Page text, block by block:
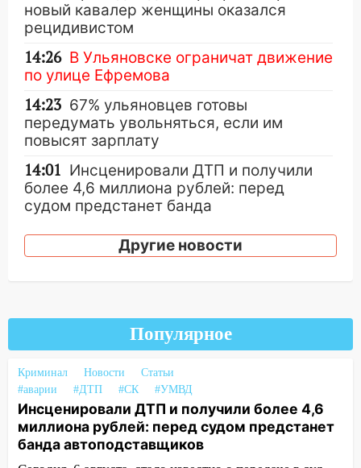
новый кавалер женщины оказался
рецидивистом
14:26 В Ульяновске ограничат движение
по улице Ефремова
14:23 67% ульяновцев готовы
передумать увольняться, если им
повысят зарплату
14:01 Инсценировали ДТП и получили
более 4,6 миллиона рублей: перед
судом предстанет банда
13:36 В Инзе произошел крупный пожар
обвиняли в жестоком обращении с
12:28
Миллион на «льготниках»: в
Ульяновской области перевозчик
провернул хитрую схему с чужими
проездными
12:10 Ульяновский алиментщик накопил
Другие новости
Популярное
Криминал Новости
Статьи
#аварии
#ДТП #СК #УМВД
Инсценировали ДТП и получили более 4,6
миллиона рублей: перед судом предстанет
банда автоподставщиков